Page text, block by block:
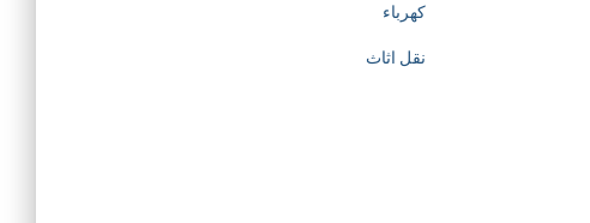
كهرباء
نقل اثاث